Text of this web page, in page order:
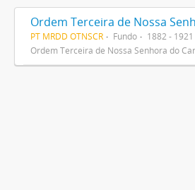
PT MRDD OTNSCR Fundo
1882 - 1921
Ordem Terceira de Nossa Senhora do